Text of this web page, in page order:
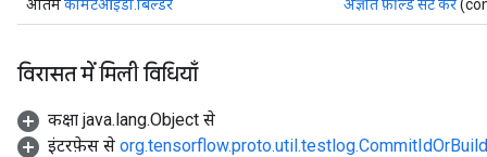
अंतिमकमिटआईडी.बिल्डर अज्ञात फ़ील्ड सेट करें
विरासत में मिली विधियाँ
कक्षा java.lang.Object से
इंटरफ़ेस से